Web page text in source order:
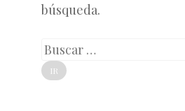
búsqueda.
Buscar